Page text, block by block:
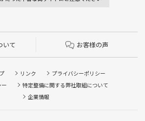
いて お客様の声
リンク
プライバシーポリシー
特定整備に関する弊社取組について
企業情報